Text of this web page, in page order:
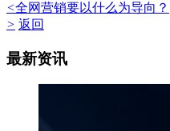
<全网营销要以什么为导向？
> 返回
最新资讯